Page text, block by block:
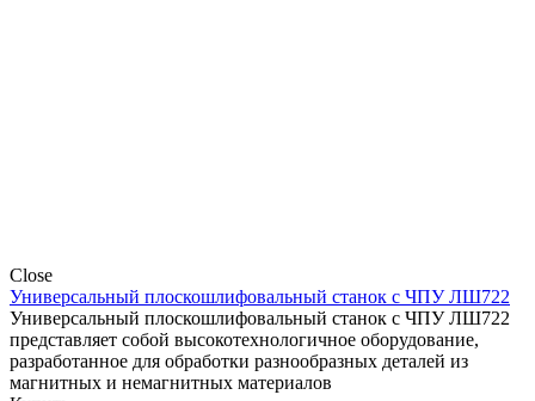
Close
Универсальный плоскошлифовальный станок с ЧПУ ЛШ722
Универсальный плоскошлифовальный станок с ЧПУ ЛШ722
представляет собой высокотехнологичное оборудование,
разработанное для обработки разнообразных деталей из
магнитных и немагнитных материалов